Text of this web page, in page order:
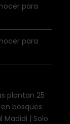
para
para
plantan 25
bosques
Madidi | Solo